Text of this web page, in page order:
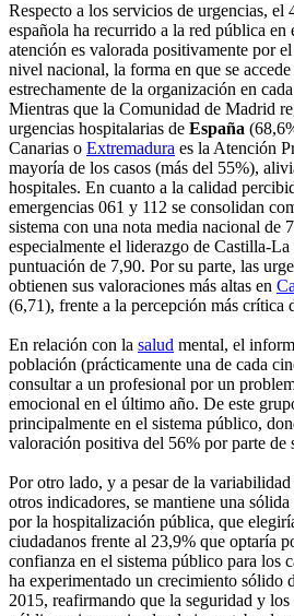
Respecto a los servicios de urgencias, el
española ha recurrido a la red pública
atención es valorada positivamente por
nivel nacional, la forma en que se
estrechamente de la organización en
Mientras que la Comunidad de Madrid
urgencias hospitalarias de España
Canarias o Extremadura es la Atención
mayoría de los casos (más del 55%),
hospitales. En cuanto a la calidad
emergencias 061 y 112 se consolidan
sistema con una nota media nacional de
especialmente el liderazgo de Castilla-
puntuación de 7,90. Por su parte, las
obtienen sus valoraciones más altas en
(6,71), frente a la percepción más crítica
En relación con la salud mental, el
población (prácticamente una de cada
consultar a un profesional por un
emocional en el último año. De este
principalmente en el sistema público,
valoración positiva del 56% por parte de
Por otro lado, y a pesar de la
otros indicadores, se mantiene una
por la hospitalización pública, que
ciudadanos frente al 23,9% que optaría
confianza en el sistema público para los
ha experimentado un crecimiento sólido
2015, reafirmando que la seguridad y